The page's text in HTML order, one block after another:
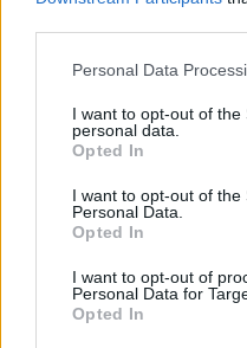
Personal Data
I want to opt-out of the
personal data.
Opted In
I want to opt-out of the
Personal Data.
Opted In
I want to opt-out of
Personal Data for
Opted In